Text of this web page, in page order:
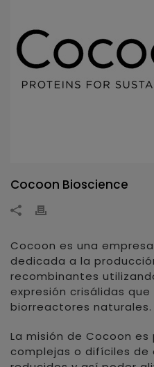
Cocoon Bioscience
Cocoon es una
dedicada a la
recombinantes
expresión crisálidas
biorreactores naturales.
La misión de Cocoon
complejas o difíciles de